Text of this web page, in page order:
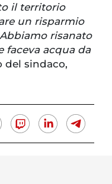
il territorio
un risparmio
risanato
faceva acqua da
del sindaco,